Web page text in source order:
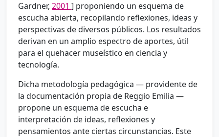
Gardner, 2001 ] proponiendo un esquema de
escucha abierta, recopilando reflexiones, ideas y
perspectivas de diversos públicos. Los resultados
derivan en un amplio espectro de aportes, útil
para el quehacer museístico en ciencia y
tecnología.
Dicha metodología pedagógica — providente de
la documentación propia de Reggio Emilia —
propone un esquema de escucha e
interpretación de ideas, reflexiones y
pensamientos ante ciertas circunstancias. Este